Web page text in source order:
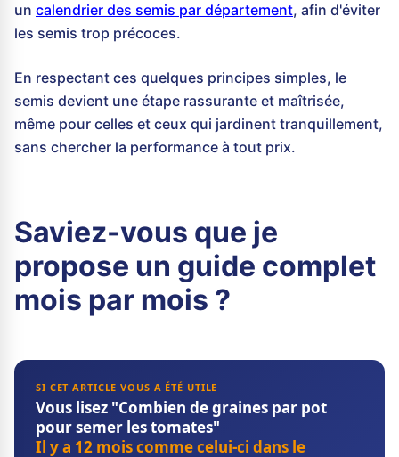
un calendrier des semis par département, afin d'éviter
les semis trop précoces.
En respectant ces quelques principes simples, le
semis devient une étape rassurante et maîtrisée,
même pour celles et ceux qui jardinent tranquillement,
sans chercher la performance à tout prix.
Saviez-vous que je
propose un guide complet
mois par mois ?
SI CET ARTICLE VOUS A ÉTÉ UTILE
Vous lisez "Combien de graines par pot
pour semer les tomates"
Il y a 12 mois comme celui-ci dans le